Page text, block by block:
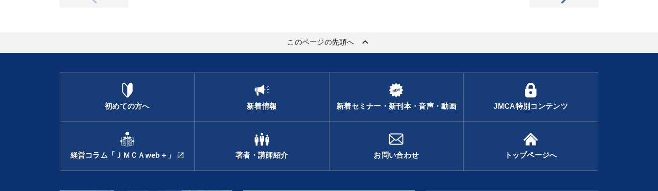
このページの先頭へ keyboard_arrow_up
初めての方へ 新着情報 新着セミナー・新刊本・音声・動画 JMCA特別コンテンツ
経営コラム「ＪＭＣＡweb＋」 open_in_new 著者・講師紹介 お問い合わせ トップページへ